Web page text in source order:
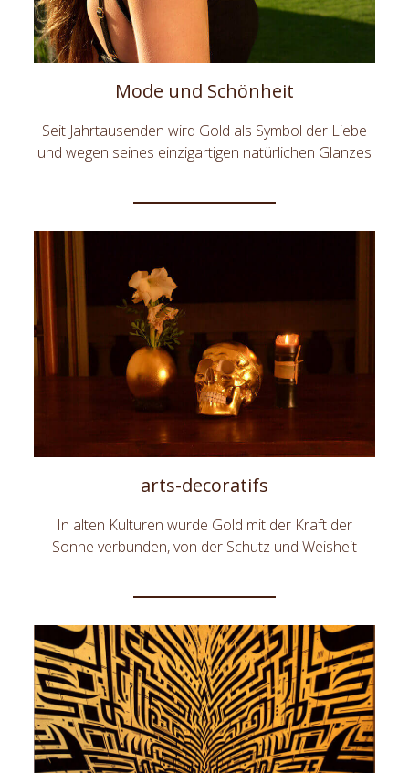
Mode und Schönheit
Seit Jahrtausenden wird Gold als Symbol der Liebe
und wegen seines einzigartigen natürlichen Glanzes
arts-decoratifs
In alten Kulturen wurde Gold mit der Kraft der
Sonne verbunden, von der Schutz und Weisheit
Gold Interior Design schafft innovative Wohn-
Accessoires, Wanddekorationen und Ornamente
mit Gold und nutzt hierfür die einzigartigen
ästhetischen und symbolischen Qualitäten des
Goldes. Bringen Sie die warme Ausstrahlung des
Goldes in Ihr Zuhause.